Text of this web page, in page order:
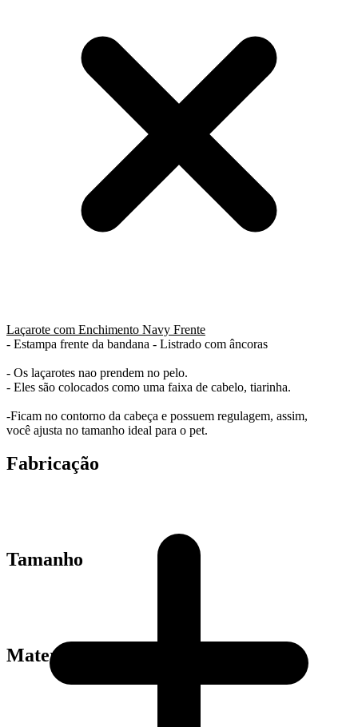
Laçarote com Enchimento Navy Frente
- Estampa frente da bandana - Listrado com âncoras
- Os laçarotes nao prendem no pelo.
- Eles são colocados como uma faixa de cabelo, tiarinha.
-Ficam no contorno da cabeça e possuem regulagem, assim,
você ajusta no tamanho ideal para o pet.
Fabricação
Tamanho
Material